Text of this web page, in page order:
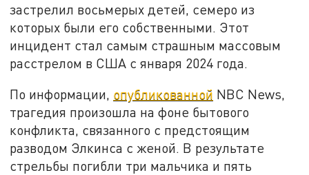
застрелил восьмерых детей, семеро из
которых были его собственными. Этот
инцидент стал самым страшным массовым
расстрелом в США с января 2024 года.
По информации, опубликованной NBC News,
трагедия произошла на фоне бытового
конфликта, связанного с предстоящим
разводом Элкинса с женой. В результате
стрельбы погибли три мальчика и пять